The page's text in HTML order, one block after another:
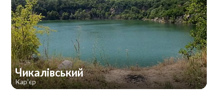
Чикалівський
Кар'єр